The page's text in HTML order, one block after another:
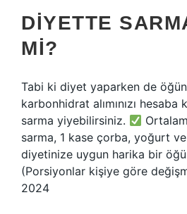
DIYETTE
MI?
Tabi ki diyet yaparken de
karbonhidrat alımınızı
sarma yiyebilirsiniz.
sarma, 1 kase çorba, yoğurt
diyetinize uygun harika bir
(Porsiyonlar kişiye göre
2024